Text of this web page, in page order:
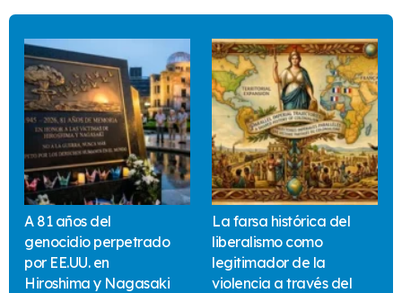
A 81 años del
genocidio perpetrado
por EE.UU. en
Hiroshima y Nagasaki
La farsa histórica del
liberalismo como
legitimador de la
violencia a través del